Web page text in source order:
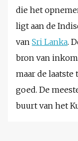
die het
ligt aan de
van Sri Lanka.
bron van
maar de
goed. De
buurt van het